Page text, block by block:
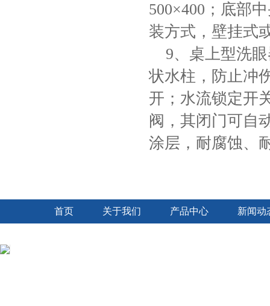
500×400；底部
装方式，壁挂式
9、桌上型洗
状水柱，防止冲
开；水流锁定开
阀，其闭门可自
涂层，耐腐蚀、
首页 关于我们 产品中心 新闻动